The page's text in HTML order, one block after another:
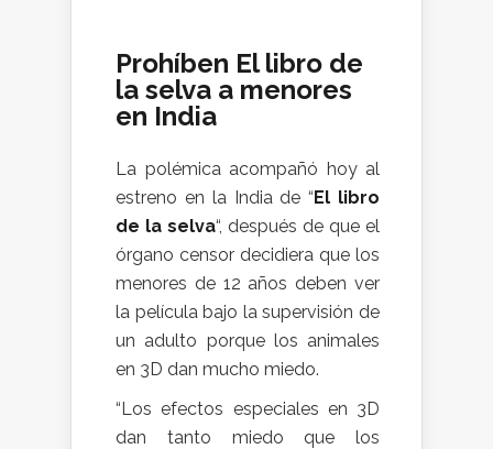
Prohíben El libro de
la selva a menores
en India
La polémica acompañó hoy al
estreno en la India de “El libro
de la selva“, después de que el
órgano censor decidiera que los
menores de 12 años deben ver
la película bajo la supervisión de
un adulto porque los animales
en 3D dan mucho miedo.
“Los efectos especiales en 3D
dan tanto miedo que los